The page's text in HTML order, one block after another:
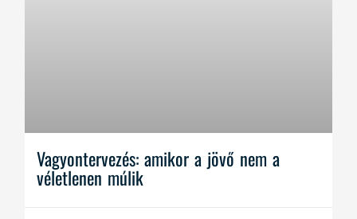
Vagyontervezés: amikor a jövő nem a
véletlenen múlik